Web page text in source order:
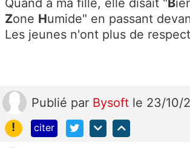
Quand à ma fille, elle disait "B
Zone Humide" en passant
Les jeunes n'ont plus de
Publié par Bysoft le 23/10/
!
citer